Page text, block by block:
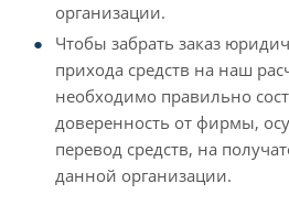
организации.
Чтобы забрать заказ
прихода средств на наш
необходимо правильно
доверенность от фирмы,
перевод средств, на
данной организации.